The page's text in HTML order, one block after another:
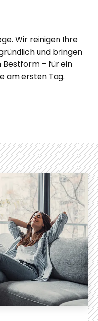
Wir reinigen Ihre
und bringen
Bestform – für ein
am ersten Tag.